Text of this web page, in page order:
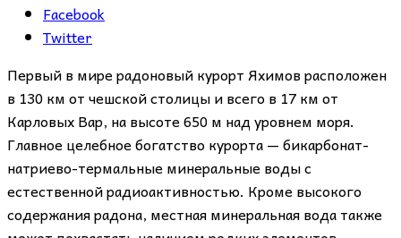
Facebook
Twitter
Первый в мире радоновый курорт Яхимов расположен
в 130 км от чешской столицы и всего в 17 км от
Карловых Вар, на высоте 650 м над уровнем моря.
Главное целебное богатство курорта — бикарбонат-
натриево-термальные минеральные воды с
естественной радиоактивностью. Кроме высокого
содержания радона, местная минеральная вода также